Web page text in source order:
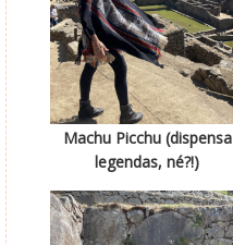
Machu Picchu (dispensa
legendas, né?!)